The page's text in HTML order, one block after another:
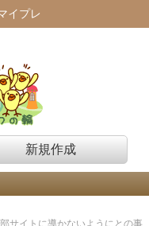
イプレ
新規作成
サイトに導かないようにとの事